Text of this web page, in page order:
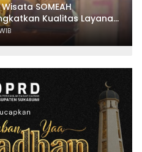
SOMEAH
Kualitas Layanan